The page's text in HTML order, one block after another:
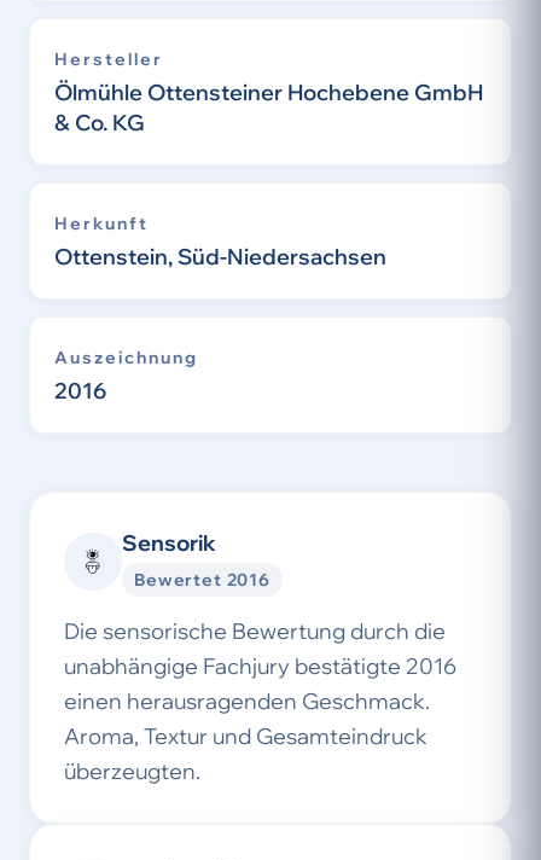
Hersteller
Ölmühle Ottensteiner Hochebene GmbH
& Co. KG
Herkunft
Ottenstein, Süd-Niedersachsen
Auszeichnung
2016
Sensorik
Bewertet 2016
Die sensorische Bewertung durch die
unabhängige Fachjury bestätigte 2016
einen herausragenden Geschmack.
Aroma, Textur und Gesamteindruck
überzeugten.